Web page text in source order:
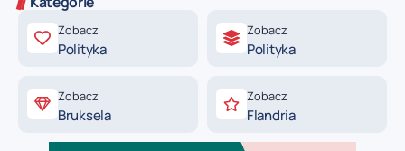
Zobacz
Polityka
Zobacz
Polityka
Zobacz
Bruksela
Zobacz
Flandria